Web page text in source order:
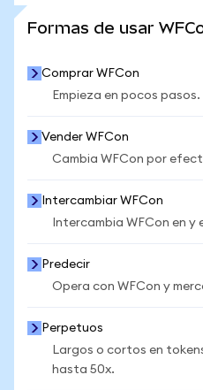
Formas de usar
Comprar WFCon
Empieza en pocos pasos.
Vender WFCon
Cambia WFCon por
Intercambiar WFCon
Intercambia WFCon en y
Predecir
Opera con WFCon y
Perpetuos
Largos o cortos en
hasta 50x.